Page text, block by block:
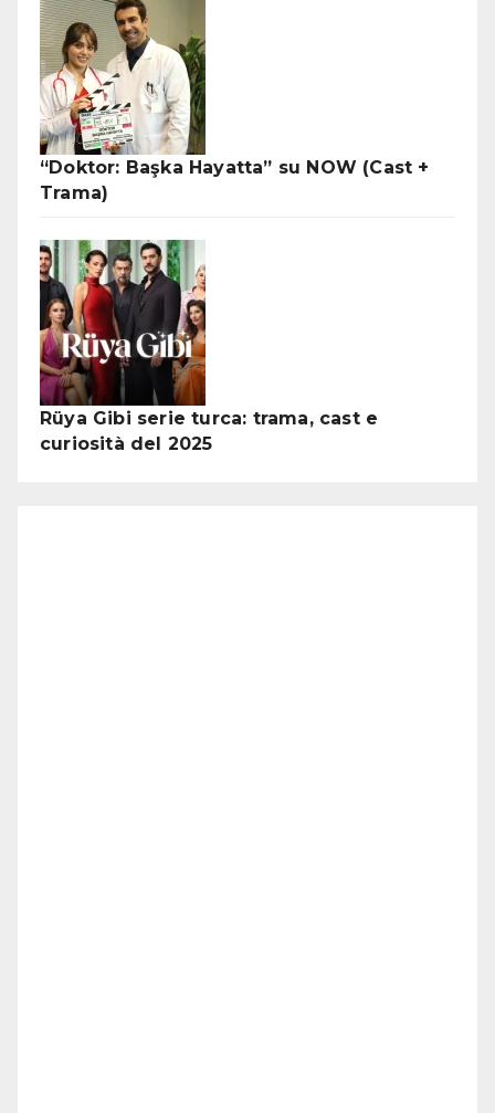
“Doktor: Başka Hayatta” su NOW (Cast +
Trama)
Rüya Gibi serie turca: trama, cast e
curiosità del 2025